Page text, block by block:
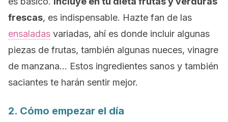
frescas, es indispensable. Hazte fan de las
ensaladas variadas, ahí es donde incluir algunas
piezas de frutas, también algunas nueces, vinagre
de manzana… Estos ingredientes sanos y también
saciantes te harán sentir mejor.
2. Cómo empezar el día